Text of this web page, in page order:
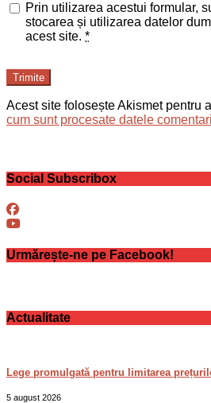
Prin utilizarea acestui formular,
stocarea și utilizarea datelor
acest site. *
Trimite
Acest site folosește Akismet pentru
cum sunt procesate datele
Social Subscribox
Urmărește-ne pe Facebook!
Actualitate
Lege promulgată pentru limitarea
5 august 2026